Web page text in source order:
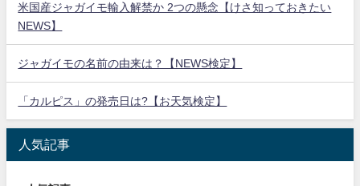
米国産ジャガイモ輸入解禁か 2つの懸念【けさ知っておきたい
NEWS】
ジャガイモの名前の由来は？【NEWS検定】
「カルピス」の発売日は?【お天気検定】
人気記事